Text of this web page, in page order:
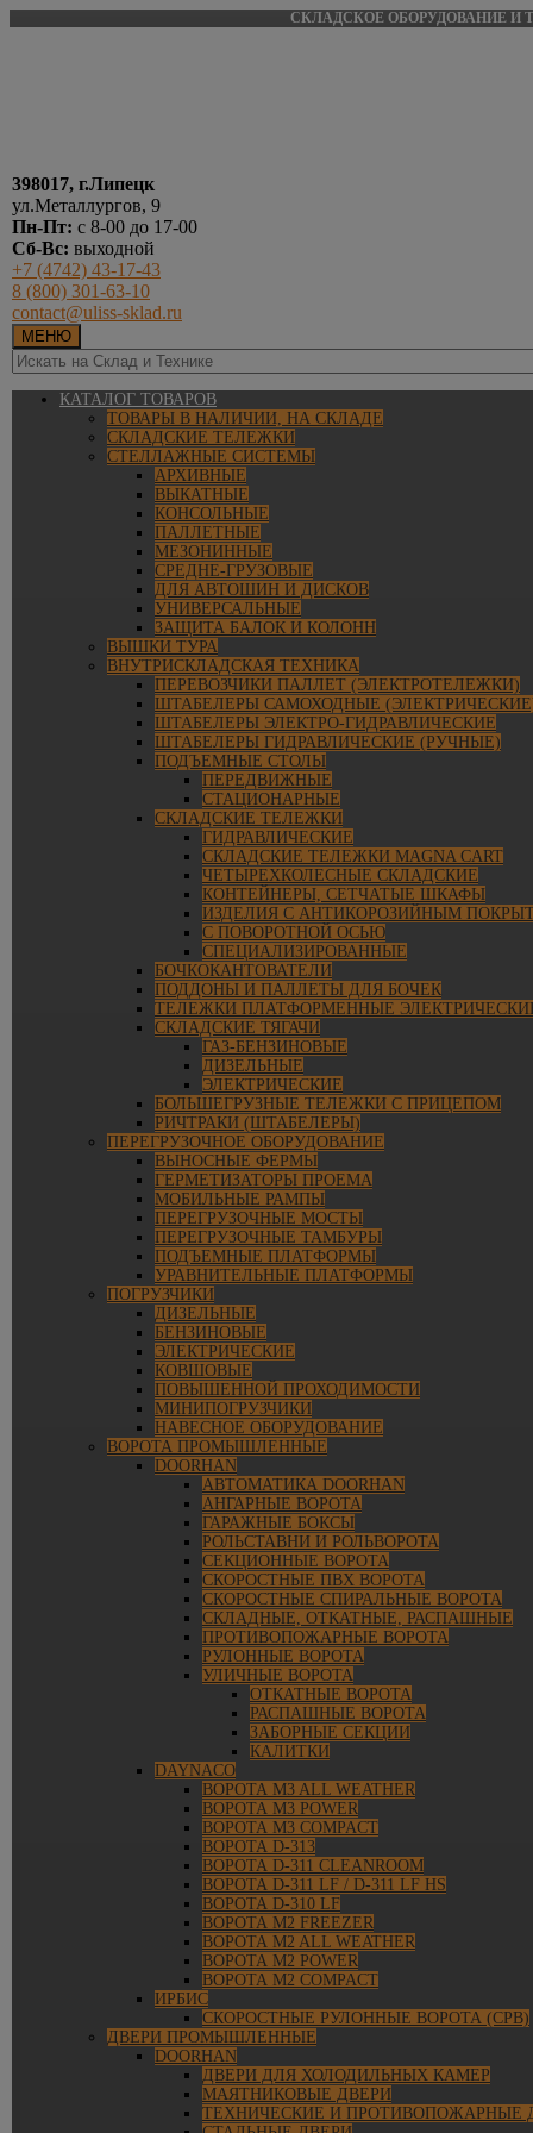
СКЛАДСКОЕ ОБОРУДОВАНИЕ И
398017, г.Липецк
ул.Металлургов, 9
Пн-Пт: с 8-00 до 17-00
Сб-Вс: выходной
+7 (4742) 43-17-43
8 (800) 301-63-10
contact@uliss-sklad.ru
МЕНЮ
КАТАЛОГ ТОВАРОВ
ТОВАРЫ В НАЛИЧИИ, НА СКЛАДЕ
СКЛАДСКИЕ ТЕЛЕЖКИ
СТЕЛЛАЖНЫЕ СИСТЕМЫ
АРХИВНЫЕ
ВЫКАТНЫЕ
КОНСОЛЬНЫЕ
ПАЛЛЕТНЫЕ
МЕЗОНИННЫЕ
СРЕДНЕ-ГРУЗОВЫЕ
ДЛЯ АВТОШИН И ДИСКОВ
УНИВЕРСАЛЬНЫЕ
ЗАЩИТА БАЛОК И КОЛОНН
ВЫШКИ ТУРА
ВНУТРИСКЛАДСКАЯ ТЕХНИКА
ПЕРЕВОЗЧИКИ ПАЛЛЕТ (ЭЛЕКТРОТЕЛЕЖКИ)
ШТАБЕЛЕРЫ САМОХОДНЫЕ
ШТАБЕЛЕРЫ ЭЛЕКТРО-ГИДРАВЛИЧЕСКИЕ
ШТАБЕЛЕРЫ ГИДРАВЛИЧЕСКИЕ (РУЧНЫЕ)
ПОДЪЕМНЫЕ СТОЛЫ
ПЕРЕДВИЖНЫЕ
СТАЦИОНАРНЫЕ
СКЛАДСКИЕ ТЕЛЕЖКИ
ГИДРАВЛИЧЕСКИЕ
СКЛАДСКИЕ ТЕЛЕЖКИ MAGNA CART
ЧЕТЫРЕХКОЛЕСНЫЕ СКЛАДСКИЕ
КОНТЕЙНЕРЫ, СЕТЧАТЫЕ ШКАФЫ
ИЗДЕЛИЯ С АНТИКОРОЗИЙНЫМ
С ПОВОРОТНОЙ ОСЬЮ
СПЕЦИАЛИЗИРОВАННЫЕ
БОЧКОКАНТОВАТЕЛИ
ПОДДОНЫ И ПАЛЛЕТЫ ДЛЯ БОЧЕК
ТЕЛЕЖКИ ПЛАТФОРМЕННЫЕ
СКЛАДСКИЕ ТЯГАЧИ
ГАЗ-БЕНЗИНОВЫЕ
ДИЗЕЛЬНЫЕ
ЭЛЕКТРИЧЕСКИЕ
БОЛЬШЕГРУЗНЫЕ ТЕЛЕЖКИ С ПРИЦЕПОМ
РИЧТРАКИ (ШТАБЕЛЕРЫ)
ПЕРЕГРУЗОЧНОЕ ОБОРУДОВАНИЕ
ВЫНОСНЫЕ ФЕРМЫ
ГЕРМЕТИЗАТОРЫ ПРОЕМА
МОБИЛЬНЫЕ РАМПЫ
ПЕРЕГРУЗОЧНЫЕ МОСТЫ
ПЕРЕГРУЗОЧНЫЕ ТАМБУРЫ
ПОДЪЕМНЫЕ ПЛАТФОРМЫ
УРАВНИТЕЛЬНЫЕ ПЛАТФОРМЫ
ПОГРУЗЧИКИ
ДИЗЕЛЬНЫЕ
БЕНЗИНОВЫЕ
ЭЛЕКТРИЧЕСКИЕ
КОВШОВЫЕ
ПОВЫШЕННОЙ ПРОХОДИМОСТИ
МИНИПОГРУЗЧИКИ
НАВЕСНОЕ ОБОРУДОВАНИЕ
ВОРОТА ПРОМЫШЛЕННЫЕ
DOORHAN
АВТОМАТИКА DOORHAN
АНГАРНЫЕ ВОРОТА
ГАРАЖНЫЕ БОКСЫ
РОЛЬСТАВНИ И РОЛЬВОРОТА
СЕКЦИОННЫЕ ВОРОТА
СКОРОСТНЫЕ ПВХ ВОРОТА
СКОРОСТНЫЕ СПИРАЛЬНЫЕ ВОРОТА
СКЛАДНЫЕ, ОТКАТНЫЕ, РАСПАШНЫЕ
ПРОТИВОПОЖАРНЫЕ ВОРОТА
РУЛОННЫЕ ВОРОТА
УЛИЧНЫЕ ВОРОТА
ОТКАТНЫЕ ВОРОТА
РАСПАШНЫЕ ВОРОТА
ЗАБОРНЫЕ СЕКЦИИ
КАЛИТКИ
DAYNACO
ВОРОТА M3 ALL WEATHER
ВОРОТА M3 POWER
ВОРОТА M3 COMPACT
ВОРОТА D-313
ВОРОТА D-311 CLEANROOM
ВОРОТА D-311 LF / D-311 LF HS
ВОРОТА D-310 LF
ВОРОТА M2 FREEZER
ВОРОТА M2 ALL WEATHER
ВОРОТА M2 POWER
ВОРОТА M2 COMPACT
ИРБИС
СКОРОСТНЫЕ РУЛОННЫЕ ВОРОТА (СРВ)
ДВЕРИ ПРОМЫШЛЕННЫЕ
DOORHAN
ДВЕРИ ДЛЯ ХОЛОДИЛЬНЫХ КАМЕР
МАЯТНИКОВЫЕ ДВЕРИ
ТЕХНИЧЕСКИЕ И ПРОТИВОПОЖАРНЫЕ